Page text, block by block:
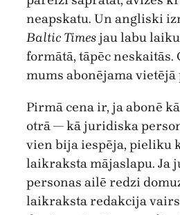
neapskatu. Un angliski
Baltic Timesjau labu
formātā, tāpēc neskaitās.
mums abonējama vietējā
Pirmā cena ir, ja abonē
otrā — kā juridiska
vien bija iespēja, pieliku
laikraksta mājaslapu. Ja
personas ailē redzi
laikraksta redakcija